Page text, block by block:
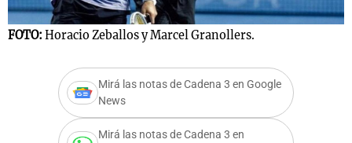
FOTO: Horacio Zeballos y Marcel Granollers.
Mirá las notas de Cadena 3 en Google
News
Mirá las notas de Cadena 3 en
Mundial 2026
Cadena 3